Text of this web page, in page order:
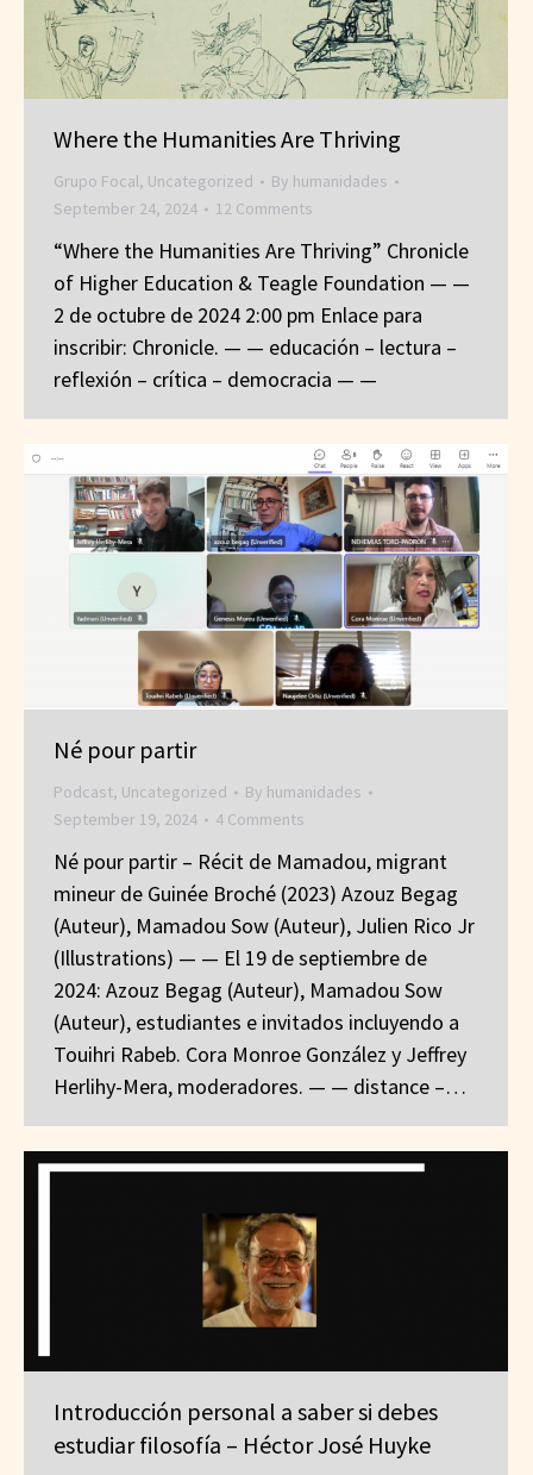
Where the Humanities Are Thriving
Grupo Focal, Uncategorized By humanidades
September 24, 2024
12 Comments
“Where the Humanities Are Thriving” Chronicle
of Higher Education & Teagle Foundation — —
2 de octubre de 2024 2:00 pm Enlace para
inscribir: Chronicle. — — educación – lectura –
reflexión – crítica – democracia — —
Né pour partir
Podcast, Uncategorized By humanidades
September 19, 2024
4 Comments
Né pour partir – Récit de Mamadou, migrant
mineur de Guinée Broché (2023) Azouz Begag
(Auteur), Mamadou Sow (Auteur), Julien Rico Jr
(Illustrations) — — El 19 de septiembre de
2024: Azouz Begag (Auteur), Mamadou Sow
(Auteur), estudiantes e invitados incluyendo a
Touihri Rabeb. Cora Monroe González y Jeffrey
Herlihy-Mera, moderadores. — — distance –…
Introducción personal a saber si debes
estudiar filosofía – Héctor José Huyke